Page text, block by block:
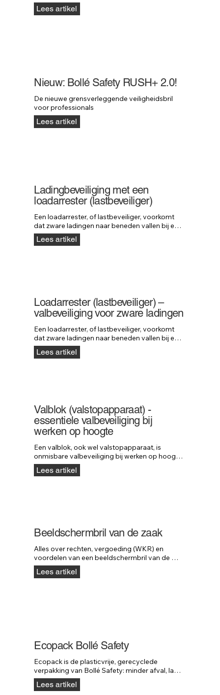
Lees artikel
Nieuw: Bollé Safety RUSH+ 2.0!
De nieuwe grensverleggende veiligheidsbril
voor professionals
Lees artikel
Ladingbeveiliging met een
loadarrester (lastbeveiliger)
Een loadarrester, of lastbeveiliger, voorkomt
dat zware ladingen naar beneden vallen bij een
defect aan hijs- of machineonderdelen. De rem
grijpt direct in wanneer een last valt, waardoor
Lees artikel
Loadarrester (lastbeveiliger) –
valbeveiliging voor zware ladingen
Een loadarrester, of lastbeveiliger, voorkomt
dat zware ladingen naar beneden vallen bij een
defect aan hijs- of machineonderdelen. Het
systeem werkt als valbeveiliging voor
Lees artikel
Valblok (valstopapparaat) -
essentiele valbeveiliging bij
werken op hoogte
Een valblok, ook wel valstopapparaat, is
onmisbare valbeveiliging bij werken op hoogte.
Het blok stopt een val direct, vergelijkbaar met
een autogordel, zodat ernstig letsel wordt
Lees artikel
Beeldschermbril van de zaak
Alles over rechten, vergoeding (WKR) en
voordelen van een beeldschermbril van de
zaak, inclusief Arbowet, belastingregels en
keuzetips.
Lees artikel
Ecopack Bollé Safety
Ecopack is de plasticvrije, gerecyclede
verpakking van Bollé Safety: minder afval, lager
gewicht en dezelfde stuksprijs als plastic.
Lees artikel